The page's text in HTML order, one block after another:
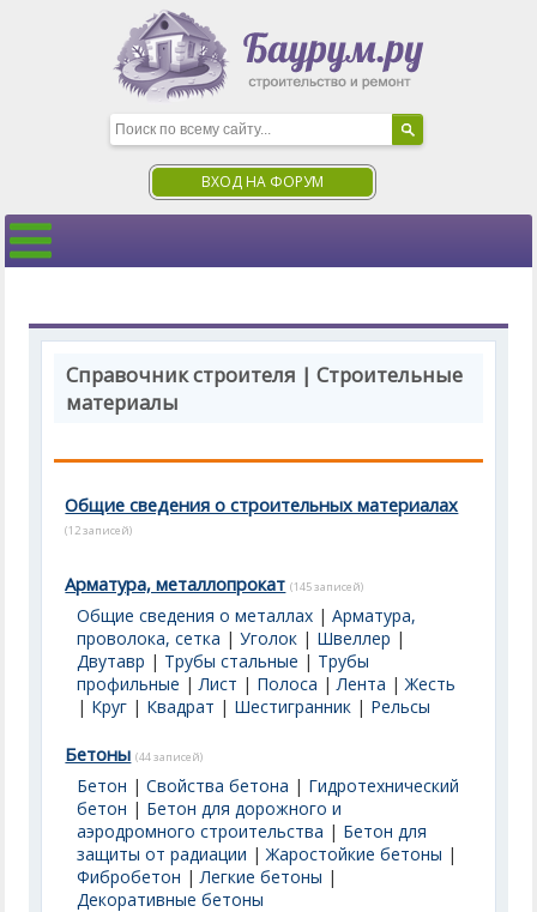
ВХОД НА ФОРУМ
Справочник строителя | Строительные
материалы
Общие сведения о строительных материалах
(12 записей)
Арматура, металлопрокат (145 записей)
Общие сведения о металлах |Арматура,
проволока, сетка |Уголок | Швеллер |
Двутавр | Трубы стальные | Трубы
профильные |Лист | Полоса |Лента |Жесть
| Круг | Квадрат | Шестигранник | Рельсы
Бетоны (44 записей)
Бетон |Свойства бетона | Гидротехнический
бетон | Бетон для дорожного и
аэродромного строительства | Бетон для
защиты от радиации |Жаростойкие бетоны |
Фибробетон |Легкие бетоны |
Декоративные бетоны